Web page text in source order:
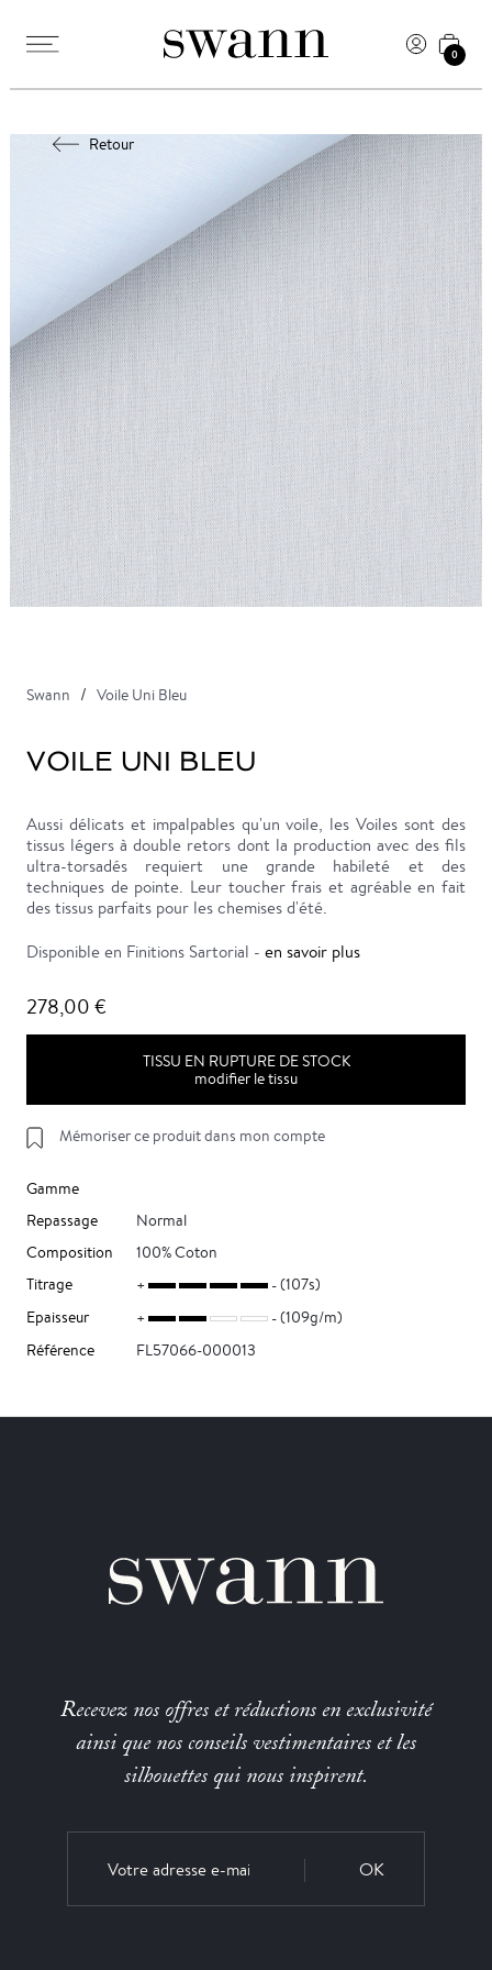
0
Retour
Swann Voile Uni Bleu
VOILE UNI BLEU
Aussi délicats et impalpables qu'un voile, les Voiles sont des
tissus légers à double retors dont la production avec des fils
ultra-torsadés requiert une grande habileté et des
techniques de pointe. Leur toucher frais et agréable en fait
des tissus parfaits pour les chemises d'été.
Disponible en Finitions Sartorial - en savoir plus
278,00 €
TISSU EN RUPTURE DE STOCK
modifier le tissu
Mémoriser ce produit dans mon compte
Gamme
Repassage
Normal
Composition
100% Coton
Titrage
(107s)
Epaisseur
(109g/m)
Référence
FL57066-000013
Recevez nos offres et réductions en exclusivité
ainsi que nos conseils vestimentaires et les
silhouettes qui nous inspirent.
OK